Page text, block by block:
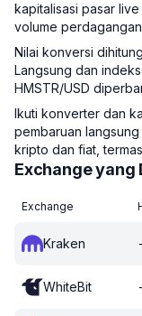
kapitalisasi pasar live
volume
Nilai konversi
Langsung dan
HMSTR/USD
Ikuti konverter dan
pembaruan
kripto dan fiat,
Exchange yang
Exchange
Kraken -
WhiteBit -